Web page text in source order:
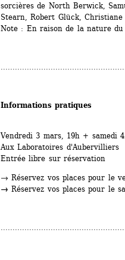
sorcières de North Berwick,
Stearn, Robert Glück,
Note : En raison de la nature
Informations pratiques
Vendredi 3 mars, 19h + samedi
Aux Laboratoires d'Aubervilliers
Entrée libre sur réservation
→ Réservez vos places pour le
→ Réservez vos places pour le